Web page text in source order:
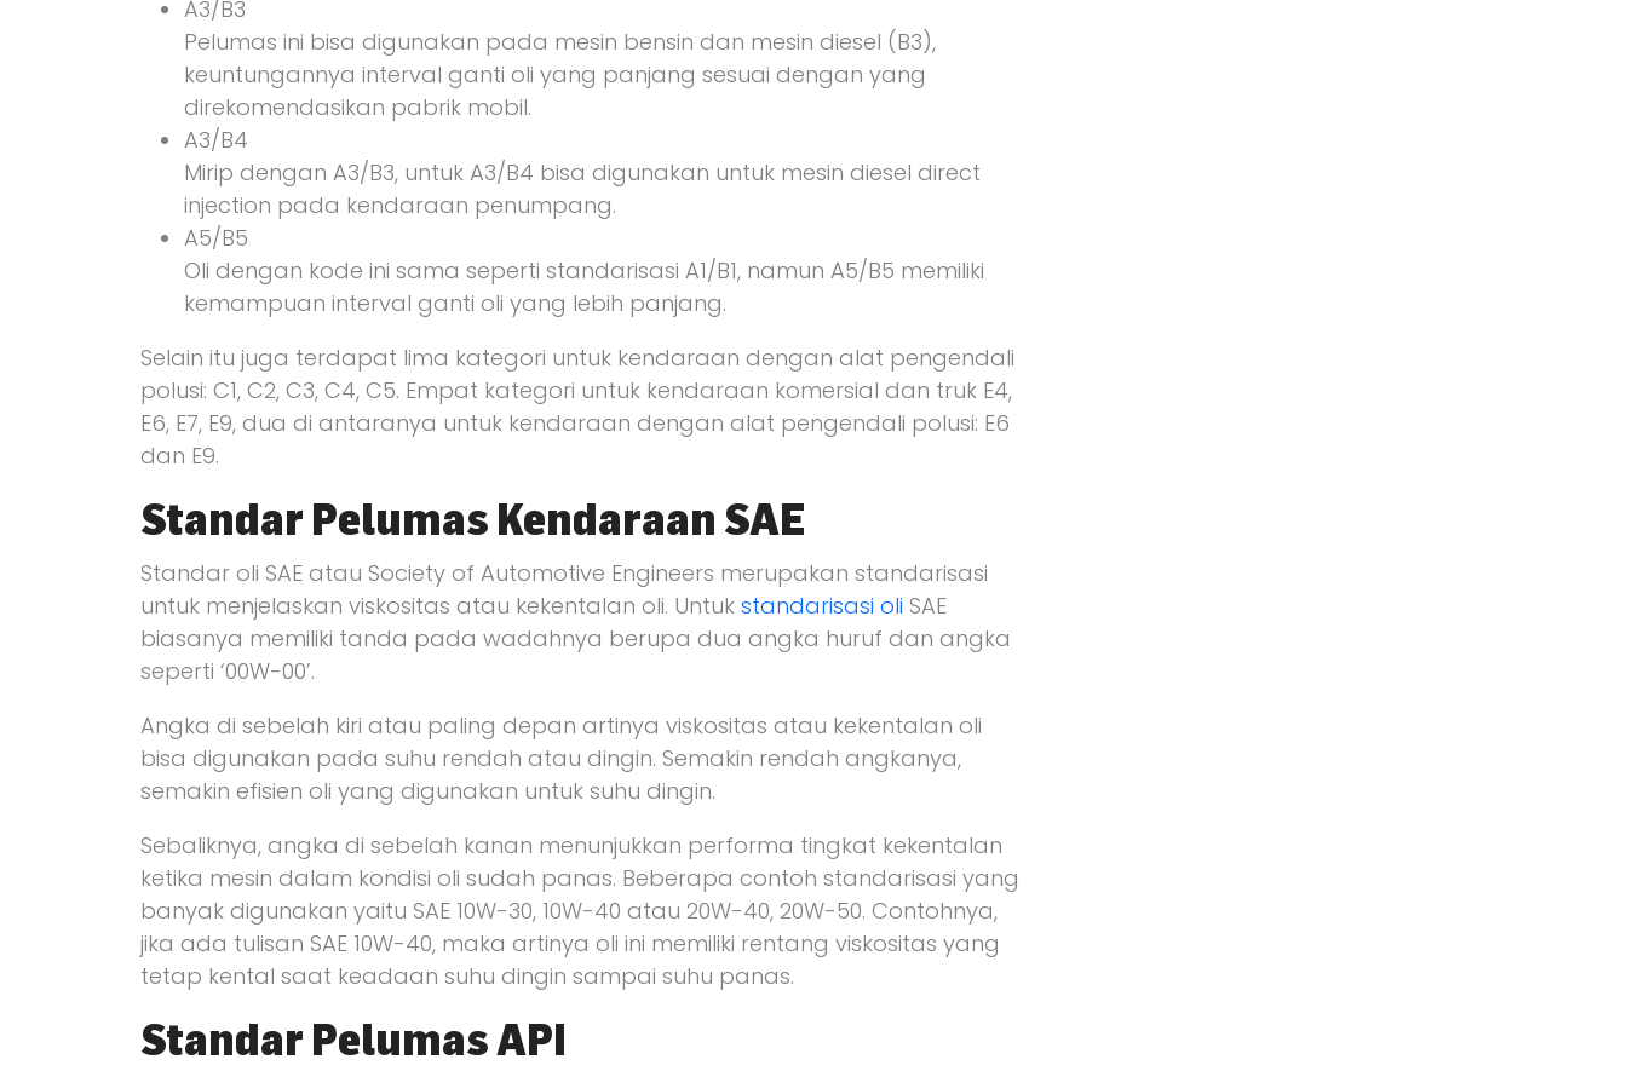
A3/B3
Pelumas ini bisa digunakan pada mesin bensin dan mesin diesel (B3),
keuntungannya interval ganti oli yang panjang sesuai dengan yang
direkomendasikan pabrik mobil.
A3/B4
Mirip dengan A3/B3, untuk A3/B4 bisa digunakan untuk mesin diesel direct
injection pada kendaraan penumpang.
A5/B5
Oli dengan kode ini sama seperti standarisasi A1/B1, namun A5/B5 memiliki
kemampuan interval ganti oli yang lebih panjang.
Selain itu juga terdapat lima kategori untuk kendaraan dengan alat pengendali
polusi: C1, C2, C3, C4, C5. Empat kategori untuk kendaraan komersial dan truk E4,
E6, E7, E9, dua di antaranya untuk kendaraan dengan alat pengendali polusi: E6
dan E9.
Standar Pelumas Kendaraan SAE
Standar oli SAE atau Society of Automotive Engineers merupakan standarisasi
untuk menjelaskan viskositas atau kekentalan oli. Untuk standarisasi oli SAE
biasanya memiliki tanda pada wadahnya berupa dua angka huruf dan angka
seperti ‘00W-00’.
Angka di sebelah kiri atau paling depan artinya viskositas atau kekentalan oli
bisa digunakan pada suhu rendah atau dingin. Semakin rendah angkanya,
semakin efisien oli yang digunakan untuk suhu dingin.
Sebaliknya, angka di sebelah kanan menunjukkan performa tingkat kekentalan
ketika mesin dalam kondisi oli sudah panas. Beberapa contoh standarisasi yang
banyak digunakan yaitu SAE 10W-30, 10W-40 atau 20W-40, 20W-50. Contohnya,
jika ada tulisan SAE 10W-40, maka artinya oli ini memiliki rentang viskositas yang
tetap kental saat keadaan suhu dingin sampai suhu panas.
Standar Pelumas API